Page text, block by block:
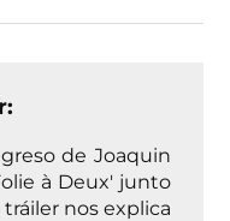
de Joaquin
à Deux' junto
tráiler nos explica